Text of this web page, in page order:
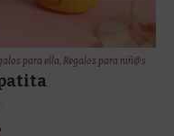
para ella,Regalos para niñ@s